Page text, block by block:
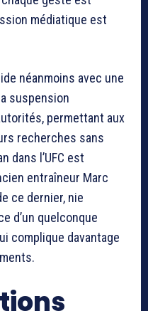
médiatique est
néanmoins avec une
suspension
permettant aux
recherches sans
dans l’UFC est
entraîneur Marc
ce dernier, nie
d’un quelconque
complique davantage